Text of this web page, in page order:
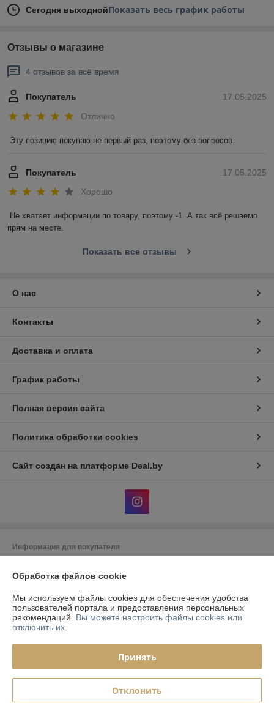
Сегодня выходнойПоказать весь график работы
Отзывы о магазине
4 отзывов за всё время
17.05.2025
Покупатель
Отлично
Эту позицию покупаю не первый раз, поэтому без вопросов.
17.05.2025
Покупатель
Хорошо
Не хватает информации по товару, поэтому -1. А так всё решаемо
прям на месте.
Показать все отзывы
О нас
Контакты
Доставка и оплата
График работы
Полная версия сайта
Политика обработки cookies
Сайт создан на платформе Deal.by
Информация для покупателя
Республика Беларусь, 220073, г. Минск, ул. Ольшевского, 10, каб.322
Регистрационный номер ЕГР: 192024846
УНП: 192024846
Дата регистрации компании: 07.08.2013
Местонахождение книги жалоб и предложений: ул. Ольшевского 10-
324
Обработка файлов cookie
Мы используем файлы cookies для обеспечения удобства
пользователей портала и предоставления персональных
рекомендаций. Вы можете настроить файлы cookies или
отключить их.
Принять
Отклонить